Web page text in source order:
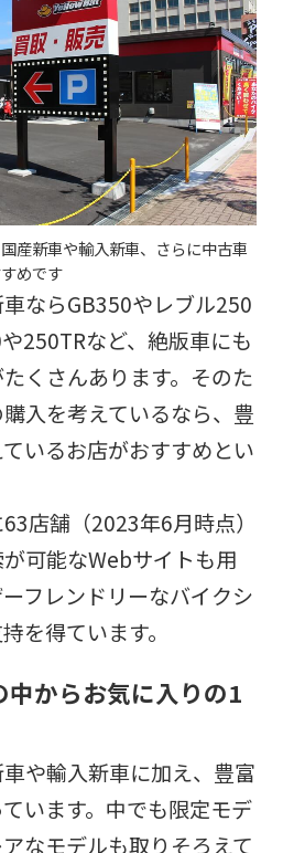
産新車や輸入新車、さらに中古車
めです
ならGB350やレブル250
250TRなど、絶版車にも
くさんあります。そのた
入を考えているなら、豊
いるお店がおすすめとい
店舗（2023年6月時点）
可能なWebサイトも用
フレンドリーなバイクシ
を得ています。
からお気に入りの1
や輸入新車に加え、豊富
います。中でも限定モデ
なモデルも取りそろえて